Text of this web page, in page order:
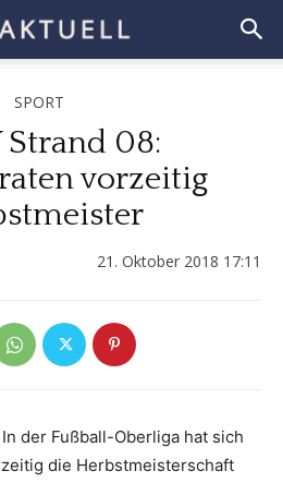
SPORT
Strand 08:
vorzeitig
21. Oktober 2018 17:11
der Fußball-Oberliga hat sich
die Herbstmeisterschaft